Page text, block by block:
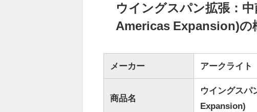
ウイングスパン拡張：
Americas Expansion)の
メーカー アークライト
商品名
ウイングスパ
Expansion)